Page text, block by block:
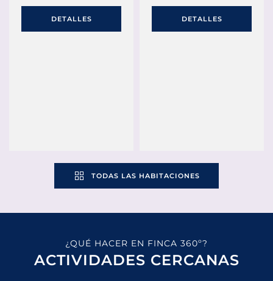
DETALLES DETALLES
TODAS LAS HABITACIONES
¿QUÉ HACER EN FINCA 360º?
ACTIVIDADES CERCANAS